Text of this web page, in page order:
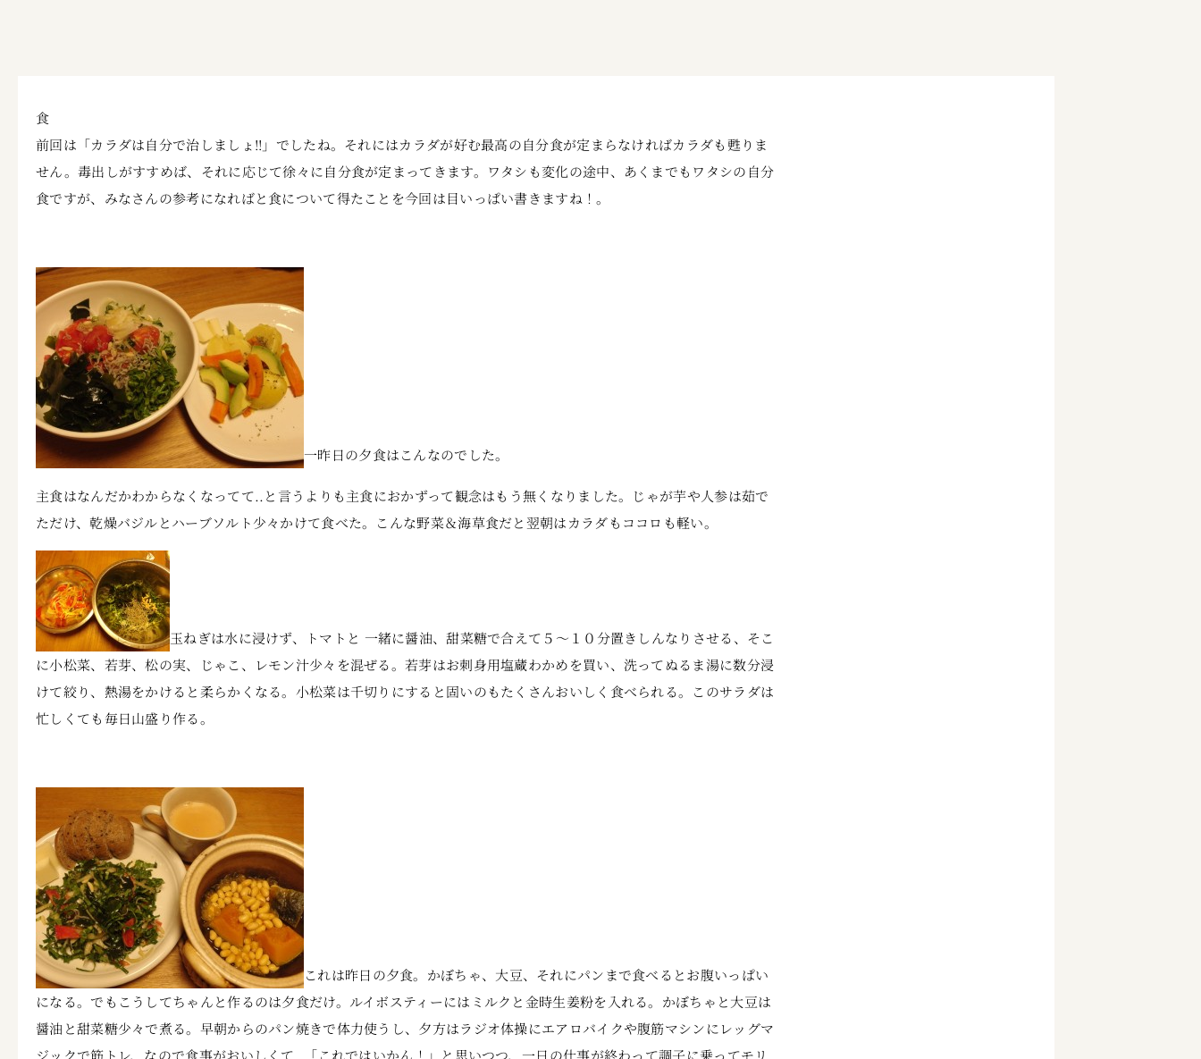
食
前回は「カラダは自分で治しましょ!!」でしたね。それにはカラダが好む最高の自分食が定まらなければカラダも甦りま
せん。毒出しがすすめば、それに応じて徐々に自分食が定まってきます。ワタシも変化の途中、あくまでもワタシの自分
食ですが、みなさんの参考になればと食について得たことを今回は目いっぱい書きますね！。
一昨日の夕食はこんなのでした。
主食はなんだかわからなくなってて..と言うよりも主食におかずって観念はもう無くなりました。じゃが芋や人参は茹で
ただけ、乾燥バジルとハーブソルト少々かけて食べた。こんな野菜＆海草食だと翌朝はカラダもココロも軽い。
玉ねぎは水に浸けず、トマトと 一緒に醤油、甜菜糖で合えて５～１０分置きしんなりさせる、そこ
に小松菜、若芽、松の実、じゃこ、レモン汁少々を混ぜる。若芽はお刺身用塩蔵わかめを買い、洗ってぬるま湯に数分浸
けて絞り、熱湯をかけると柔らかくなる。小松菜は千切りにすると固いのもたくさんおいしく食べられる。このサラダは
忙しくても毎日山盛り作る。
これは昨日の夕食。かぼちゃ、大豆、それにパンまで食べるとお腹いっぱい
になる。でもこうしてちゃんと作るのは夕食だけ。ルイボスティーにはミルクと金時生姜粉を入れる。かぼちゃと大豆は
醤油と甜菜糖少々で煮る。早朝からのパン焼きで体力使うし、夕方はラジオ体操にエアロバイクや腹筋マシンにレッグマ